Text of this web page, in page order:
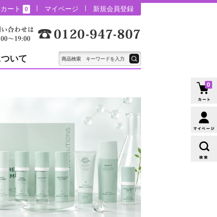
カート 0 マイページ 新規会員登録
いて
0